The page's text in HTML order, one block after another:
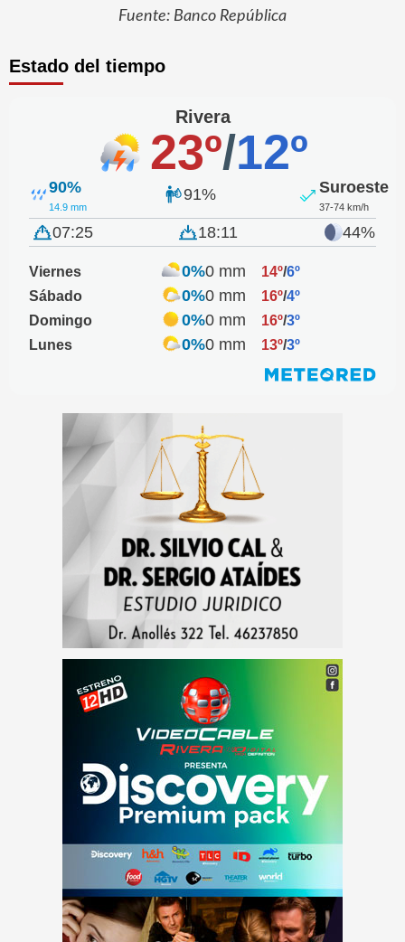
Fuente: Banco República
Estado del tiempo
Rivera
23º/12º
90%
14.9 mm
91% Suroeste
37-74 km/h
07:25 18:11 44%
Viernes 0%0 mm 14º/6º
Sábado
0%0 mm 16º/4º
Domingo
0%0 mm 16º/3º
Lunes
0%0 mm 13º/3º